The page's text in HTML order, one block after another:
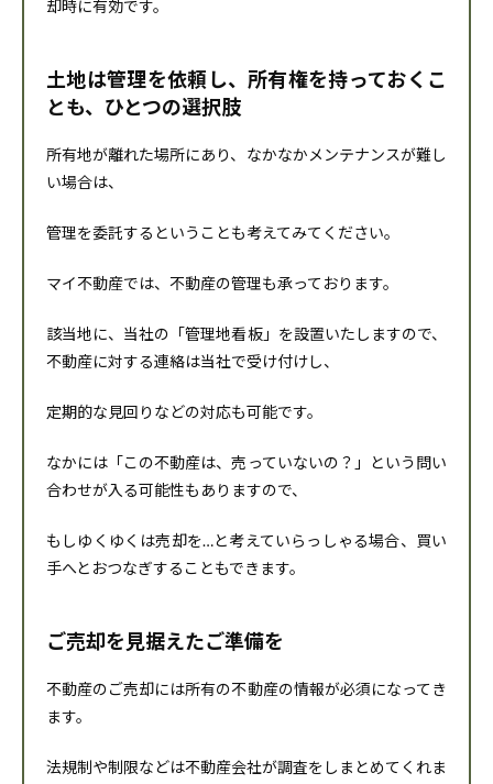
却時に有効です。
土地は管理を依頼し、所有権を持っておくこ
とも、ひとつの選択肢
所有地が離れた場所にあり、なかなかメンテナンスが難し
い場合は、
管理を委託するということも考えてみてください。
マイ不動産では、不動産の管理も承っております。
該当地に、当社の「管理地看板」を設置いたしますので、
不動産に対する連絡は当社で受け付けし、
定期的な見回りなどの対応も可能です。
なかには「この不動産は、売っていないの？」という問い
合わせが入る可能性もありますので、
もしゆくゆくは売却を…と考えていらっしゃる場合、買い
手へとおつなぎすることもできます。
ご売却を見据えたご準備を
不動産のご売却には所有の不動産の情報が必須になってき
ます。
法規制や制限などは不動産会社が調査をしまとめてくれま